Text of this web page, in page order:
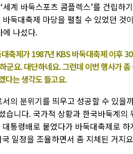
계 바둑스포츠 콤플렉스’를 건립하
둑대축제 마당을 펼칠 수 있었던 것
나섰다.
축제가 1987년 KBS 바둑대축제 이후
요. 대단하네요. 그런데 이번 행사가
다는 생각도 들고요.
의 분위기를 띄우고 성공할 수 있을
습니다. 국가적 상황과 한국바둑계의
통령배로 붙였다가 바둑대축제로
일정을 조율하면서 좀 지체된 거지